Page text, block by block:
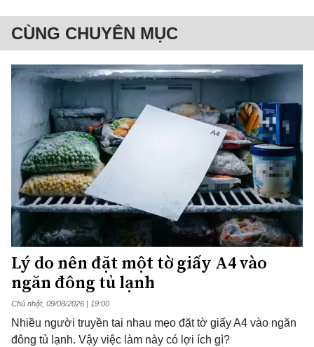
CÙNG CHUYÊN MỤC
Lý do nên đặt một tờ giấy A4 vào
ngăn đông tủ lạnh
Chủ nhật, 09/08/2026 | 19:00
Nhiều người truyền tai nhau mẹo đặt tờ giấy A4 vào ngăn
đông tủ lạnh. Vậy việc làm này có lợi ích gì?